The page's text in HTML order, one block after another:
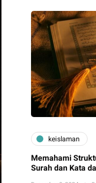
keislaman
Memahami
Surah dan Kata